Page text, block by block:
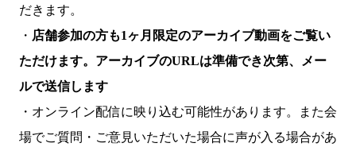
だきます。
・ 店舗参加の方も1ヶ月限定のアーカイブ動画をご覧い
ただけます。アーカイブのURLは準備でき次第、メー
ルで送信します
・オンライン配信に映り込む可能性があります。また会
場でご質問・ご意見いただいた場合に声が入る場合があ